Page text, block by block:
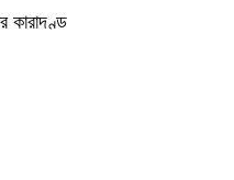
কারাদণ্ড